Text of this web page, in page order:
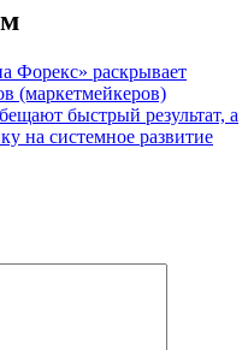
Форекс» раскрывает
(маркетмейкеров)
быстрый результат, а
на системное развитие